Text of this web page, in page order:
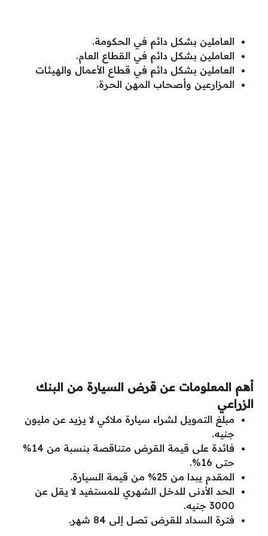
العاملين بشكل دائم في الحكومة.
العاملين بشكل دائم في القطاع العام.
العاملين بشكل دائم في قطاع الأعمال والهيئات
المزارعين وأصحاب المهن الحرة.
أهم المعلومات عن قرض السيارة من البنك
الزراعي
مبلغ التمويل لشراء سيارة ملاكي لا يزيد عن مليون
جنيه.
فائدة على قيمة القرض متناقصة بنسبة من 14%
حتى 16%.
المقدم يبدا من 25% من قيمة السيارة.
الحد الأدنى للدخل الشهري للمستفيد لا يقل عن
3000 جنيه.
فترة السداد للقرض تصل إلى 84 شهر.